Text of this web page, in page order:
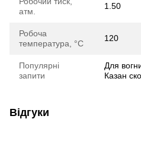
атм.
1.50
Робоча
температура, °C
120
Популярні
запити
Для
Казан
Відгуки